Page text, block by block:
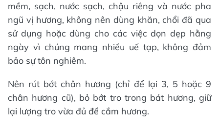
mềm, sạch, nước sạch, chậu riêng và nước pha
ngũ vị hương, không nên dùng khăn, chổi đã qua
sử dụng hoặc dùng cho các việc dọn dẹp hằng
ngày vì chúng mang nhiều uế tạp, không đảm
bảo sự tôn nghiêm.
Nên rút bớt chân hương (chỉ để lại 3, 5 hoặc 9
chân hương cũ), bỏ bớt tro trong bát hương, giữ
lại lượng tro vừa đủ để cắm hương.